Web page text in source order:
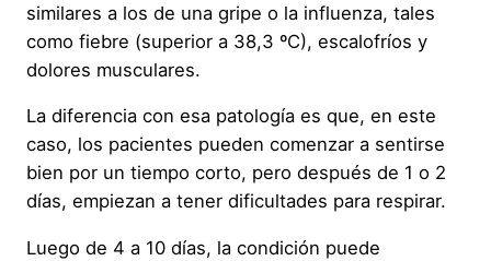
similares a los de una gripe o la influenza, tales
como fiebre (superior a 38,3 ºC), escalofríos y
dolores musculares.
La diferencia con esa patología es que, en este
caso, los pacientes pueden comenzar a sentirse
bien por un tiempo corto, pero después de 1 o 2
días, empiezan a tener dificultades para respirar.
Luego de 4 a 10 días, la condición puede